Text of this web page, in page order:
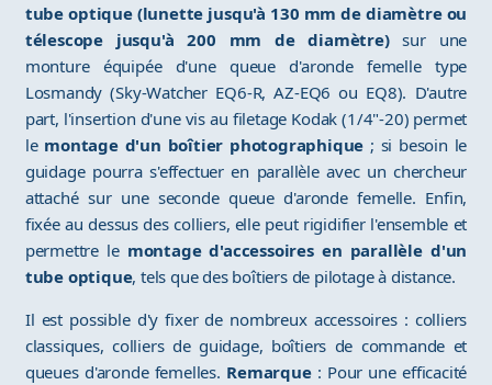
tube optique (lunette jusqu'à 130 mm de diamètre ou
télescope jusqu'à 200 mm de diamètre)sur une
monture équipée d'une queue d'aronde femelle type
Losmandy (Sky-Watcher EQ6-R, AZ-EQ6 ou EQ8). D'autre
part, l'insertion d'une vis au filetage Kodak (1/4"-20) permet
le montage d'un boîtier photographique ; si besoin le
guidage pourra s'effectuer en parallèle avec un chercheur
attaché sur une seconde queue d'aronde femelle. Enfin,
fixée au dessus des colliers, elle peut rigidifier l'ensemble et
permettre le montage d'accessoires en parallèle d'un
tube optique, tels que des boîtiers de pilotage à distance.
Il est possible d'y fixer de nombreux accessoires : colliers
classiques, colliers de guidage, boîtiers de commande et
queues d'aronde femelles. Remarque: Pour une efficacité